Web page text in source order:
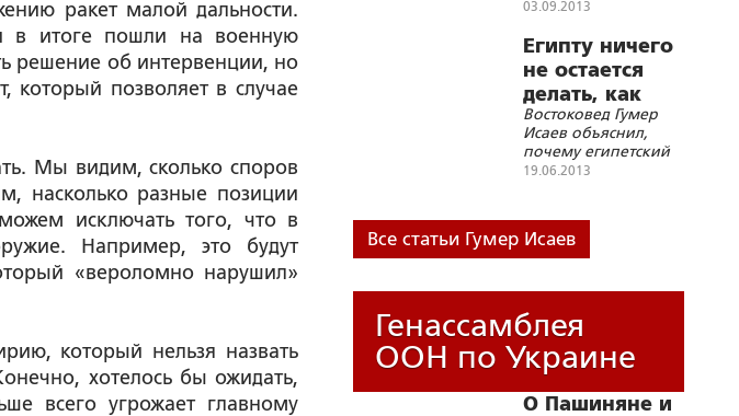
ракет малой дальности.
в итоге пошли на военную
решение об интервенции, но
который позволяет в случае
Мы видим, сколько споров
насколько разные позиции
исключать того, что в
Например, это будут
«вероломно нарушил»
который нельзя назвать
хотелось бы ожидать,
всего угрожает главному
отношении Мухаммеда
03.09.2013
Египту ничего
не остается
делать, как
безропотно
поддерживать
США
Востоковед Гумер
Исаев объяснил,
почему египетский
президент
над Сирией
бесполетную зону
19.06.2013
Все статьи Гумер Исаев
Генассамблея
ООН по Украине
О Пашиняне и